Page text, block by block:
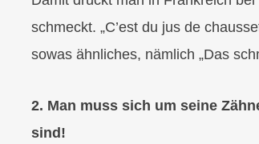
schmeckt. „C’est du jus de
sowas ähnliches, nämlich „Das
2. Man muss sich um seine
sind!